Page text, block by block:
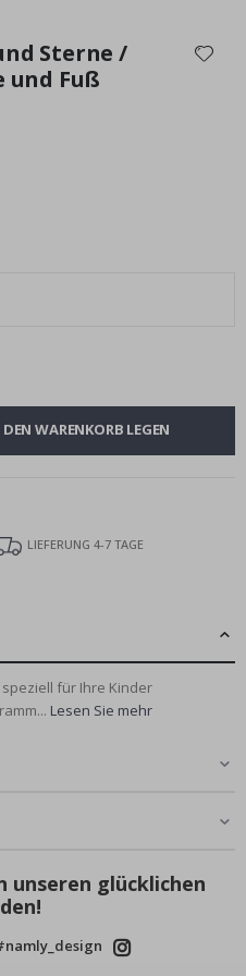
Sterne /
und Fuß
WARENKORB LEGEN
LIEFERUNG 4-7 TAGE
für Ihre Kinder
Lesen Sie mehr
unseren glücklichen